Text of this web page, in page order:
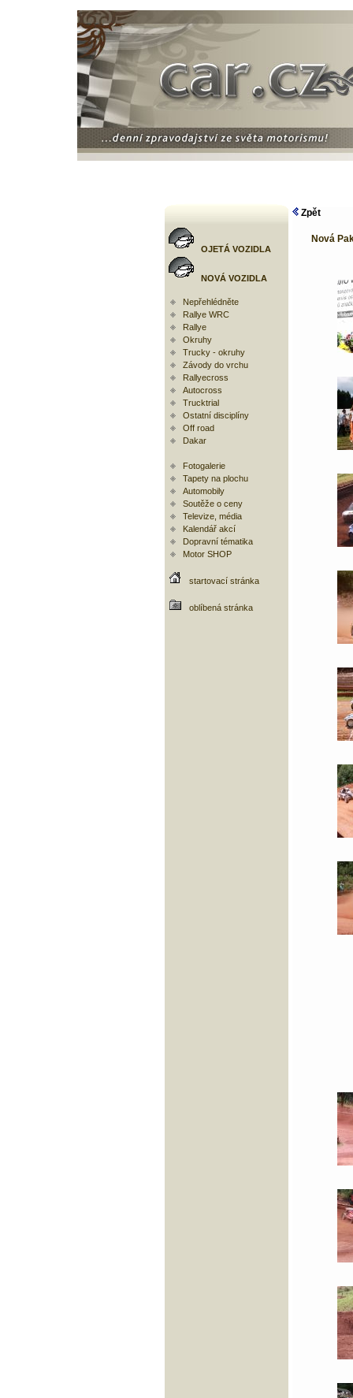
OJETÁ VOZIDLA
NOVÁ VOZIDLA
Nepřehlédněte
Rallye WRC
Rallye
Okruhy
Trucky - okruhy
Závody do vrchu
Rallyecross
Autocross
Trucktrial
Ostatní disciplíny
Off road
Dakar
Fotogalerie
Tapety na plochu
Automobily
Soutěže o ceny
Televize, média
Kalendář akcí
Dopravní tématika
Motor SHOP
startovací stránka
oblíbená stránka
Zpět
Nová